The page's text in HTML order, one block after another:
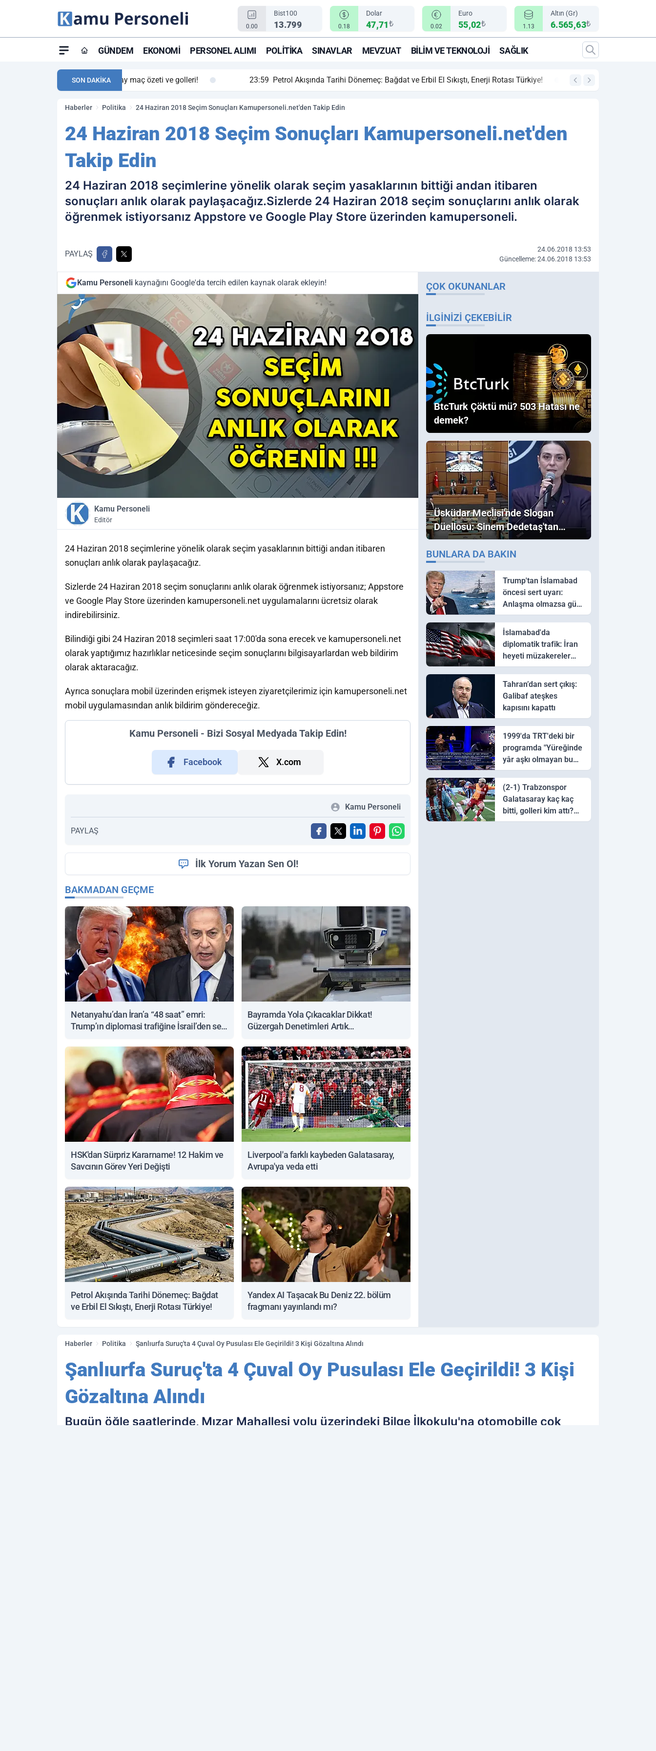
0.00
Bist100
13.799 0.18
Dolar
47,71₺ 0.02
Euro
55,02₺ 1.13
Altın (Gr)
6.565,63₺
GÜNDEM EKONOMI PERSONEL ALIMI POLITIKA SINAVLAR MEVZUAT BILIM VE TEKNOLOJI SAĞLIK
SON DAKİKA
maç özeti ve golleri! 23:59 Petrol Akışında Tarihi Dönemeç: Bağdat ve Erbil El Sıkıştı, Enerji Rotası Türkiye! 00:12
Haberler Politika 24 Haziran 2018 Seçim Sonuçları Kamupersoneli.net'den Takip Edin
24 Haziran 2018 Seçim Sonuçları Kamupersoneli.net'den
Takip Edin
24 Haziran 2018 seçimlerine yönelik olarak seçim yasaklarının bittiği andan itibaren
sonuçları anlık olarak paylaşacağız.Sizlerde 24 Haziran 2018 seçim sonuçlarını anlık olarak
öğrenmek istiyorsanız Appstore ve Google Play Store üzerinden kamupersoneli.
PAYLAŞ
24.06.2018 13:53
Güncelleme: 24.06.2018 13:53
Kamu Personeli kaynağını Google'da tercih edilen kaynak olarak ekleyin!
Kamu Personeli
Editör
24 Haziran 2018 seçimlerine yönelik olarak seçim yasaklarının bittiği andan itibaren
sonuçları anlık olarak paylaşacağız.
Sizlerde 24 Haziran 2018 seçim sonuçlarını anlık olarak öğrenmek istiyorsanız; Appstore
ve Google Play Store üzerinden kamupersoneli.net uygulamalarını ücretsiz olarak
indirebilirsiniz.
Bilindiği gibi 24 Haziran 2018 seçimleri saat 17:00'da sona erecek ve kamupersoneli.net
olarak yaptığımız hazırlıklar neticesinde seçim sonuçlarını bilgisayarlardan web bildirim
olarak aktaracağız.
Ayrıca sonuçlara mobil üzerinden erişmek isteyen ziyaretçilerimiz için kamupersoneli.net
mobil uygulamasından anlık bildirim göndereceğiz.
Kamu Personeli - Bizi Sosyal Medyada Takip Edin!
Facebook X.com
Kamu Personeli
PAYLAŞ
İlk Yorum Yazan Sen Ol!
BAKMADAN GEÇME
Netanyahu’dan İran’a “48 saat” emri:
Trump’ın diplomasi trafiğine İsrail’den sert
Bayramda Yola Çıkacaklar Dikkat!
Güzergah Denetimleri Artık
HSK'dan Sürpriz Kararname! 12 Hakim ve
Savcının Görev Yeri Değişti
Liverpool'a farklı kaybeden Galatasaray,
Avrupa'ya veda etti
Petrol Akışında Tarihi Dönemeç: Bağdat
ve Erbil El Sıkıştı, Enerji Rotası Türkiye!
Yandex AI Taşacak Bu Deniz 22. bölüm
fragmanı yayınlandı mı?
ÇOK OKUNANLAR
İLGINIZI ÇEKEBILIR
BtcTurk Çöktü mü? 503 Hatası ne
demek?
Üsküdar Meclisi'nde Slogan
Düellosu: Sinem Dedetaş'tan
Ezber Bozan "Erdoğan" ve
"İmamoğlu" Çıkışı!
BUNLARA DA BAKIN
Trump'tan İslamabad
öncesi sert uyarı:
Anlaşma olmazsa güç
kullanırız
İslamabad'da
diplomatik trafik: İran
heyeti müzakereler
için Pakistan'a ulaştı
Tahran’dan sert çıkış:
Galibaf ateşkes
kapısını kapattı
1999'da TRT'deki bir
programda "Yüreğinde
yâr aşkı olmayan bu
sazı çalarsa tingirdatır"
sözünü söyleyen halk
ozanı hangisidir?
(2-1) Trabzonspor
Galatasaray kaç kaç
bitti, golleri kim attı?
Trabzonspor
Haberler Politika Şanlıurfa Suruç'ta 4 Çuval Oy Pusulası Ele Geçirildi! 3 Kişi Gözaltına Alındı
Şanlıurfa Suruç'ta 4 Çuval Oy Pusulası Ele Geçirildi! 3 Kişi
Gözaltına Alındı
Bugün öğle saatlerinde, Mızar Mahallesi yolu üzerindeki Bilge İlkokulu'na otomobille çok